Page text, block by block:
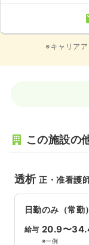
※キャリア
この施設の
透析正・准看護
日勤のみ（常勤）
給与 20.9〜
※一例